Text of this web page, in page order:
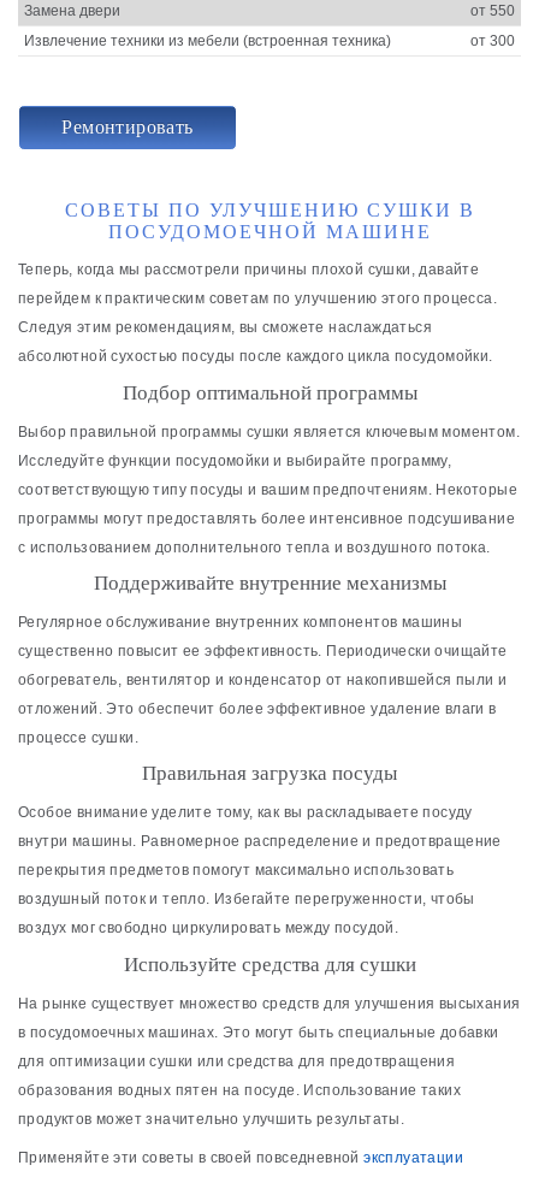
Замена двери
от 550
Извлечение техники из мебели (встроенная техника)
от 300
Ремонтировать
СОВЕТЫ ПО УЛУЧШЕНИЮ СУШКИ В
ПОСУДОМОЕЧНОЙ МАШИНЕ
Теперь, когда мы рассмотрели причины плохой сушки, давайте
перейдем к практическим советам по улучшению этого процесса.
Следуя этим рекомендациям, вы сможете наслаждаться
абсолютной сухостью посуды после каждого цикла посудомойки.
Подбор оптимальной программы
Выбор правильной программы сушки является ключевым моментом.
Исследуйте функции посудомойки и выбирайте программу,
соответствующую типу посуды и вашим предпочтениям. Некоторые
программы могут предоставлять более интенсивное подсушивание
с использованием дополнительного тепла и воздушного потока.
Поддерживайте внутренние механизмы
Регулярное обслуживание внутренних компонентов машины
существенно повысит ее эффективность. Периодически очищайте
обогреватель, вентилятор и конденсатор от накопившейся пыли и
отложений. Это обеспечит более эффективное удаление влаги в
процессе сушки.
Правильная загрузка посуды
Особое внимание уделите тому, как вы раскладываете посуду
внутри машины. Равномерное распределение и предотвращение
перекрытия предметов помогут максимально использовать
воздушный поток и тепло. Избегайте перегруженности, чтобы
воздух мог свободно циркулировать между посудой.
Используйте средства для сушки
На рынке существует множество средств для улучшения высыхания
в посудомоечных машинах. Это могут быть специальные добавки
для оптимизации сушки или средства для предотвращения
образования водных пятен на посуде. Использование таких
продуктов может значительно улучшить результаты.
Применяйте эти советы в своей повседневнойэксплуатации